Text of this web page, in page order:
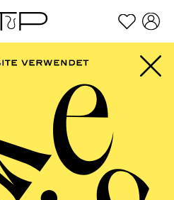
Zum Footer springen